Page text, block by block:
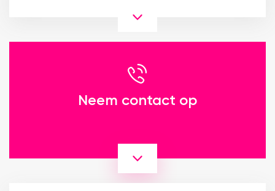
Neem contact op